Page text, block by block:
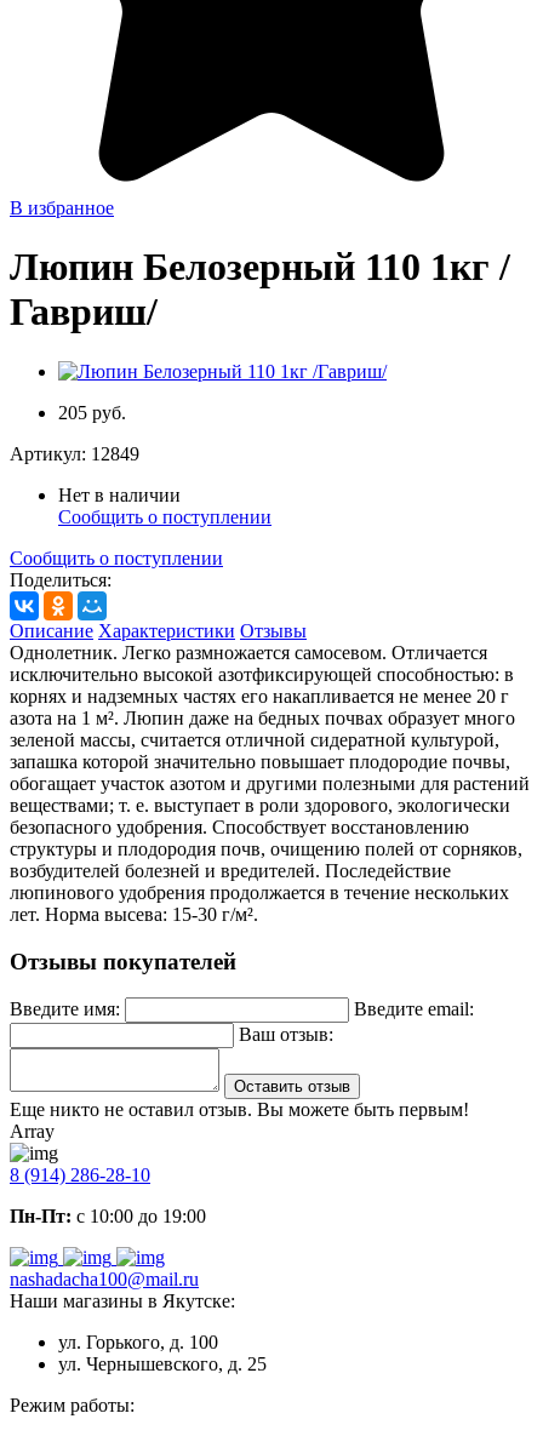
В избранное
Люпин Белозерный 110 1кг /
Гавриш/
205 руб.
Артикул: 12849
Нет в наличии
Сообщить о поступлении
Сообщить о поступлении
Поделиться:
Описание Характеристики Отзывы
Однолетник. Легко размножается самосевом. Отличается
исключительно высокой азотфиксирующей способностью: в
корнях и надземных частях его накапливается не менее 20 г
азота на 1 м². Люпин даже на бедных почвах образует много
зеленой массы, считается отличной сидератной культурой,
запашка которой значительно повышает плодородие почвы,
обогащает участок азотом и другими полезными для растений
веществами; т. е. выступает в роли здорового, экологически
безопасного удобрения. Способствует восстановлению
структуры и плодородия почв, очищению полей от сорняков,
возбудителей болезней и вредителей. Последействие
люпинового удобрения продолжается в течение нескольких
лет. Норма высева: 15-30 г/м².
Отзывы покупателей
Введите имя:
Введите email:
Ваш отзыв:
Оставить отзыв
Еще никто не оставил отзыв. Вы можете быть первым!
Array
8 (914) 286-28-10
Пн-Пт: с 10:00 до 19:00
nashadacha100@mail.ru
Наши магазины в Якутске:
ул. Горького, д. 100
ул. Чернышевского, д. 25
Режим работы: